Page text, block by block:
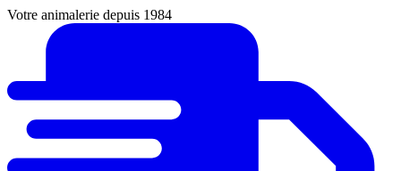
Votre animalerie depuis 1984